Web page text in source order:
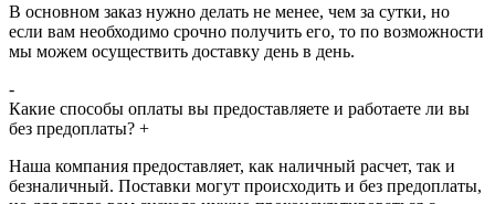
В основном заказ нужно делать не менее, чем за сутки, но
если вам необходимо срочно получить его, то по возможности
мы можем осуществить доставку день в день.
-
Какие способы оплаты вы предоставляете и работаете ли вы
без предоплаты? +
Наша компания предоставляет, как наличный расчет, так и
безналичный. Поставки могут происходить и без предоплаты,